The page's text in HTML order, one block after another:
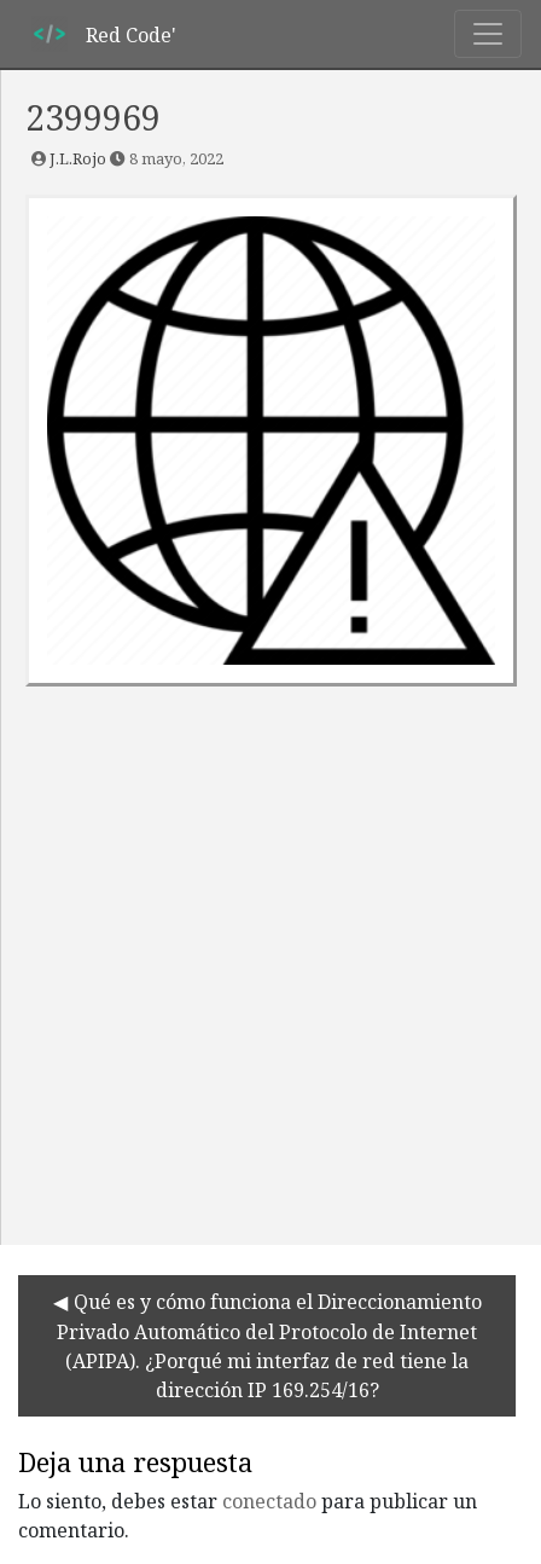
Red Code'
2399969
J.L.Rojo 8 mayo, 2022
Qué es y cómo funciona el Direccionamiento
Privado Automático del Protocolo de Internet
(APIPA). ¿Porqué mi interfaz de red tiene la
dirección IP 169.254/16?
Deja una respuesta
Lo siento, debes estar conectadopara publicar un
comentario.